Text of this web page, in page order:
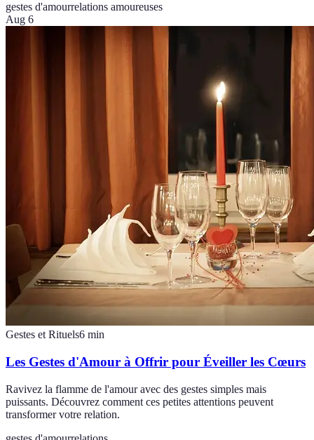
gestes d'amourrelations amoureuses
Aug 6
Gestes et Rituels6 min
Les Gestes d'Amour à Offrir pour Éveiller les Cœurs
Ravivez la flamme de l'amour avec des gestes simples mais
puissants. Découvrez comment ces petites attentions peuvent
transformer votre relation.